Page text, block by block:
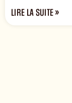
LIRE LA SUITE »